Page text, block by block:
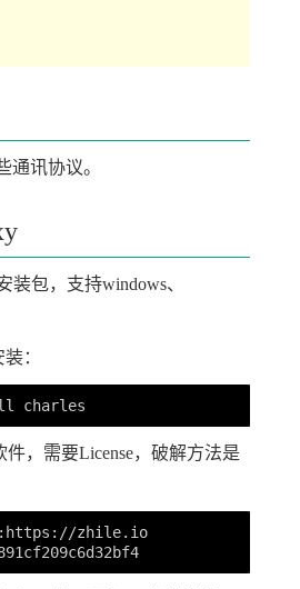
通讯协议。
装包，支持windows、
：
件，需要License，破解方法是
zhile.io